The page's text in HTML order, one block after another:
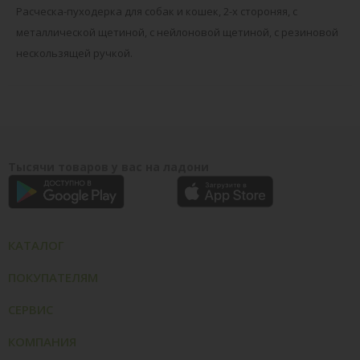
Расческа-пуходерка для собак и кошек, 2-х стороняя, с
металлической щетиной, с нейлоновой щетиной, с резиновой
нескользящей ручкой.